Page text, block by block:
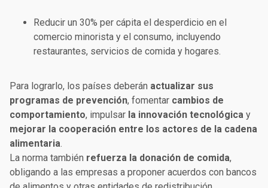
Reducir un 30% per cápita el desperdicio en el
comercio minorista y el consumo, incluyendo
restaurantes, servicios de comida y hogares.
Para lograrlo, los países deberán actualizar sus
programas de prevención, fomentar cambios de
comportamiento, impulsar la innovación tecnológica y
mejorar la cooperación entre los actores de la cadena
alimentaria.
La norma también refuerza la donación de comida,
obligando a las empresas a proponer acuerdos con bancos